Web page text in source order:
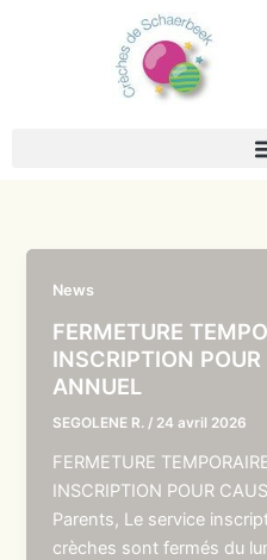
News
FERMETURE
INSCRIPTION
ANNUEL
SEGOLENE R. / 24 avril 2026
FERMETURE
INSCRIPTION POUR
Parents, Le service
crèches sont fermés du